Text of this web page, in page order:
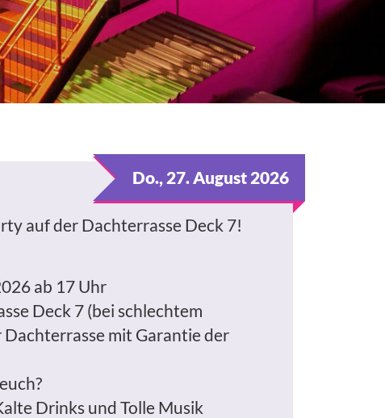
auf der Dachterrasse Deck 7!
ab 17 Uhr
Deck 7 (bei schlechtem
mit Garantie der
Drinks und Tolle Musik
Do., 27. August 2026